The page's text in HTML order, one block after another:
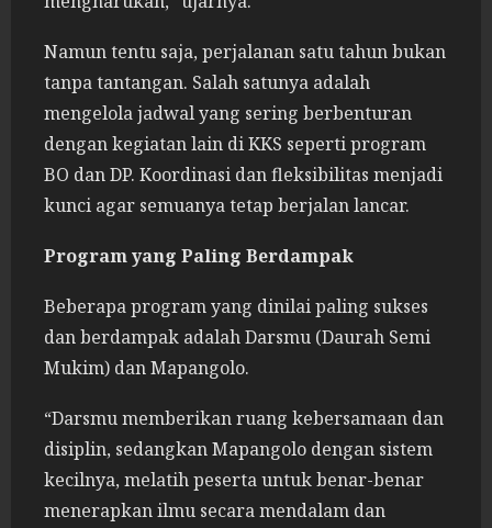
Namun tentu saja, perjalanan satu tahun bukan
tanpa tantangan. Salah satunya adalah
mengelola jadwal yang sering berbenturan
dengan kegiatan lain di KKS seperti program
BO dan DP. Koordinasi dan fleksibilitas menjadi
kunci agar semuanya tetap berjalan lancar.
Program yang Paling Berdampak
Beberapa program yang dinilai paling sukses
dan berdampak adalah Darsmu (Daurah Semi
Mukim) dan Mapangolo.
“Darsmu memberikan ruang kebersamaan dan
disiplin, sedangkan Mapangolo dengan sistem
kecilnya, melatih peserta untuk benar-benar
menerapkan ilmu secara mendalam dan